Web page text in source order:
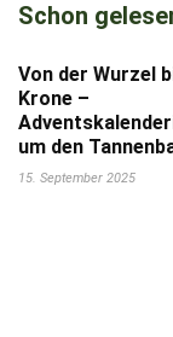
Schon
Von der Wurzel
Krone –
um den
15. September 2025